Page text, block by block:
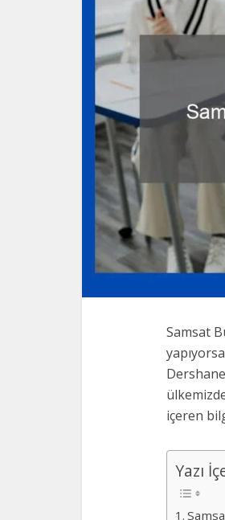
Samsat
içeren
Yazı